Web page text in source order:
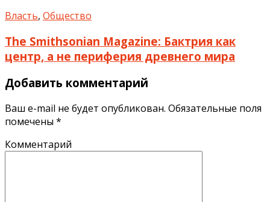
Власть, Общество
The Smithsonian Magazine: Бактрия как
центр, а не периферия древнего мира
Добавить комментарий
Ваш e-mail не будет опубликован. Обязательные поля
помечены *
Комментарий